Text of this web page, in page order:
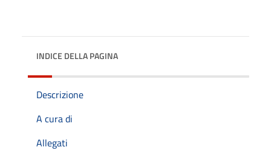
INDICE DELLA PAGINA
Descrizione
A cura di
Allegati